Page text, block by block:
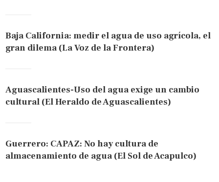
Baja California: medir el agua de uso agrícola, el
gran dilema (La Voz de la Frontera)
Aguascalientes-Uso del agua exige un cambio
cultural (El Heraldo de Aguascalientes)
Guerrero: CAPAZ: No hay cultura de
almacenamiento de agua (El Sol de Acapulco)